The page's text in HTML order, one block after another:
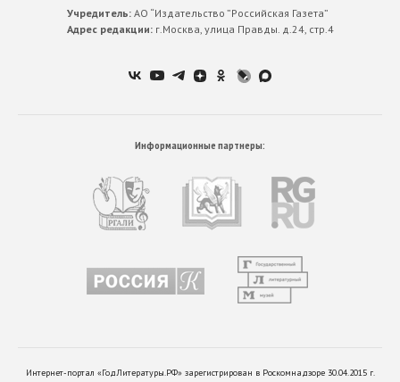
Учредитель:АО “Издательство ”Российская Газета”
Адрес редакции:г.Москва, улица Правды. д.24, стр.4
Информационные партнеры:
Интернет-портал «ГодЛитературы.РФ» зарегистрирован в Роскомнадзоре 30.04.2015 г.